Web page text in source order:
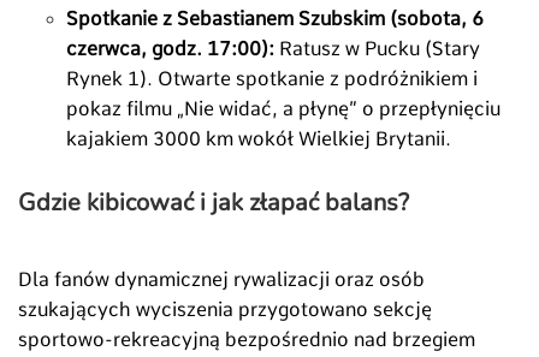
Spotkanie z Sebastianem Szubskim (sobota, 6
czerwca, godz. 17:00): Ratusz w Pucku (Stary
Rynek 1). Otwarte spotkanie z podróżnikiem i
pokaz filmu „Nie widać, a płynę” o przepłynięciu
kajakiem 3000 km wokół Wielkiej Brytanii.
Gdzie kibicować i jak złapać balans?
Dla fanów dynamicznej rywalizacji oraz osób
szukających wyciszenia przygotowano sekcję
sportowo-rekreacyjną bezpośrednio nad brzegiem